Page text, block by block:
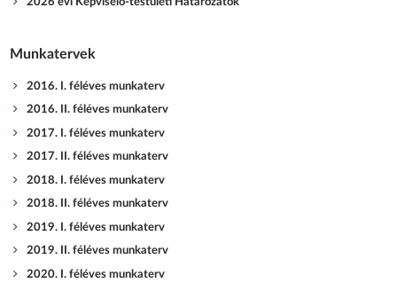
Munkatervek
2016. I. féléves munkaterv
2016. II. féléves munkaterv
2017. I. féléves munkaterv
2017. II. féléves munkaterv
2018. I. féléves munkaterv
2018. II. féléves munkaterv
2019. I. féléves munkaterv
2019. II. féléves munkaterv
2020. I. féléves munkaterv